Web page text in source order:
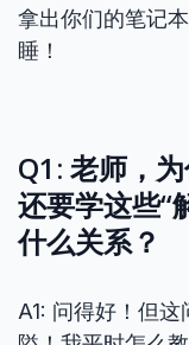
拿出你们的笔记
睡！
Q1: 老师，
还要学这些“
什么关系？
A1: 问得好！但